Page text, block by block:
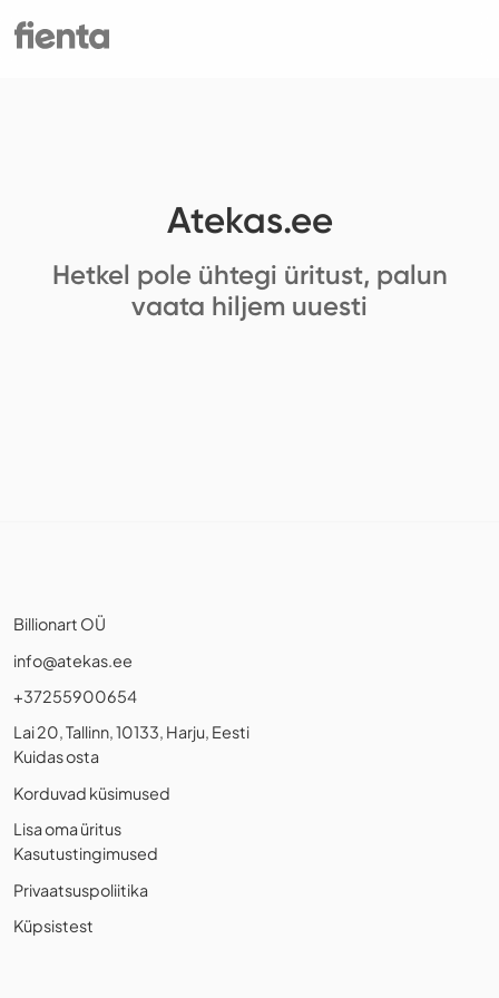
Atekas.ee
Hetkel pole ühtegi üritust, palun
vaata hiljem uuesti
Billionart OÜ
info@atekas.ee
+37255900654
Lai 20, Tallinn, 10133, Harju, Eesti
Kuidas osta
Korduvad küsimused
Lisa oma üritus
Kasutustingimused
Privaatsuspoliitika
Küpsistest